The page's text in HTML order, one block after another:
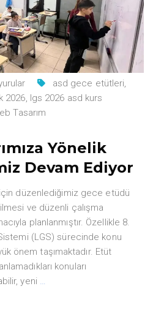
asd gece etütleri,
2026, lgs 2026 asd kurs
Tasarım
Yönelik
Devam Ediyor
düzenlediğimiz gece etüdü
ve düzenli çalışma
planlanmıştır. Özellikle 8.
(LGS) sürecinde konu
önem taşımaktadır. Etüt
konuları
yeni …